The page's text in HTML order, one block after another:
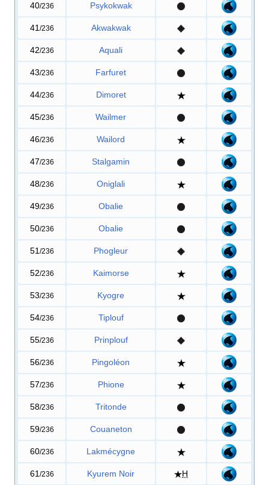
40/236 Psykokwak
41 /236 Akwakwak
42/236 Aquali
43/236 Farfuret
44/236 Dimoret
45/236 Wailmer
46/236 Wailord
47/236 Stalgamin
48/236 Oniglali
49/236 Obalie
50/236 Obalie
51 /236 Phogleur
52/236 Kaimorse
53/236 Kyogre
54/236 Tiplouf
55/236 Prinplouf
56/236 Pingoléon
57/236 Phione
58/236 Tritonde
59/236 Couaneton
60/236 Lakmécygne
61 /236 Kyurem Noir H